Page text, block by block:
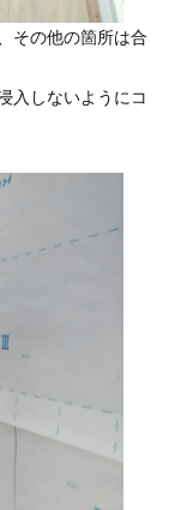
その他の箇所は合
入しないようにコ